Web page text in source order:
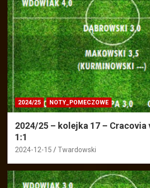
2024/25 NOTY_POMECZOWE
2024/25 – kolejka 17 – Cracovia
1:1
2024-12-15 Twardowski